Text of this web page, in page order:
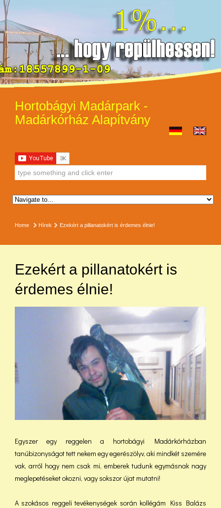
Hortobágyi Madárpark -
Madárkórház Alapítvány
Home Hírek Ezekért a pillanatokért is érdemes élnie!
Ezekért a pillanatokért is
érdemes élnie!
Egyszer egy reggelen a hortobágyi Madárkórházban
tanúbizonyságot tett nekem egy egerészölyv, aki mindkét szemére
vak, arról hogy nem csak mi, emberek tudunk egymásnak nagy
meglepetéseket okozni, vagy sokszor újat mutatni!
A szokásos reggeli tevékenységek során kollégám Kiss Balázs